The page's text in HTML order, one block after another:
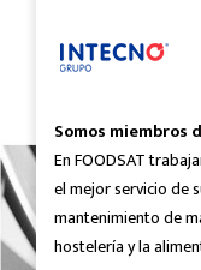
Somos miembros
En FOODSAT
el mejor servicio de
mantenimiento de
hostelería y la